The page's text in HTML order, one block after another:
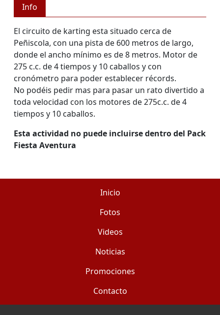
Info
El circuito de karting esta situado cerca de
Peñiscola, con una pista de 600 metros de largo,
donde el ancho mínimo es de 8 metros. Motor de
275 c.c. de 4 tiempos y 10 caballos y con
cronómetro para poder establecer récords.
No podéis pedir mas para pasar un rato divertido a
toda velocidad con los motores de 275c.c. de 4
tiempos y 10 caballos.
Esta actividad no puede incluirse dentro del Pack
Fiesta Aventura
Inicio
Fotos
Videos
Noticias
Promociones
Contacto